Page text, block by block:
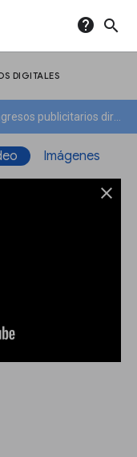
help search
DIGITALES
Imágenes
close